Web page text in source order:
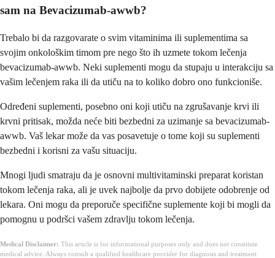
sam na Bevacizumab-awwb?
Trebalo bi da razgovarate o svim vitaminima ili suplementima sa
svojim onkološkim timom pre nego što ih uzmete tokom lečenja
bevacizumab-awwb. Neki suplementi mogu da stupaju u interakciju sa
vašim lečenjem raka ili da utiču na to koliko dobro ono funkcioniše.
Određeni suplementi, posebno oni koji utiču na zgrušavanje krvi ili
krvni pritisak, možda neće biti bezbedni za uzimanje sa bevacizumab-
awwb. Vaš lekar može da vas posavetuje o tome koji su suplementi
bezbedni i korisni za vašu situaciju.
Mnogi ljudi smatraju da je osnovni multivitaminski preparat koristan
tokom lečenja raka, ali je uvek najbolje da prvo dobijete odobrenje od
lekara. Oni mogu da preporuče specifične suplemente koji bi mogli da
pomognu u podršci vašem zdravlju tokom lečenja.
Medical Disclaimer: This article is for informational purposes only and does not constitute
medical advice. Always consult a qualified healthcare provider for diagnosis and treatment